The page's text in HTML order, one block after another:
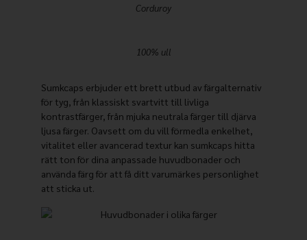
Corduroy
100% ull
Sumkcaps erbjuder ett brett utbud av färgalternativ
för tyg, från klassiskt svartvitt till livliga
kontrastfärger, från mjuka neutrala färger till djärva
ljusa färger. Oavsett om du vill förmedla enkelhet,
vitalitet eller avancerad textur kan sumkcaps hitta
rätt ton för dina anpassade huvudbonader och
använda färg för att få ditt varumärkes personlighet
att sticka ut.